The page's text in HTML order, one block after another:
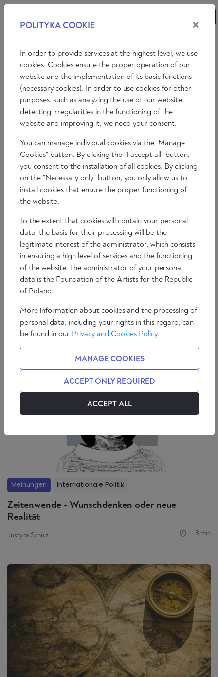
Meinungen Internationale Politik Wirtschaft
Philosophie Kunst Literatur Gesellschaft
Meinungen
China und der Priogoschin-Feldzug
Marco Gallina
Meinungen Internationale Politik
Zeitenwende - Wunschdenken oder neue
Realität
Justyna Schulz 8 min
POLITYKA COOKIE ×
In order to provide services at the highest level, we use
cookies. Cookies ensure the proper operation of our
website and the implementation of its basic functions
(necessary cookies). In order to use cookies for other
purposes, such as analyzing the use of our website,
detecting irregularities in the functioning of the
website and improving it, we need your consent.
You can manage individual cookies via the "Manage
Cookies" button. By clicking the "I accept all" button,
you consent to the installation of all cookies. By clicking
on the "Necessary only" button, you only allow us to
install cookies that ensure the proper functioning of
the website.
To the extent that cookies will contain your personal
data, the basis for their processing will be the
legitimate interest of the administrator, which consists
in ensuring a high level of services and the functioning
of the website. The administrator of your personal
data is the Foundation of the Artists for the Republic
of Poland.
More information about cookies and the processing of
personal data, including your rights in this regard, can
be found in our Privacy and Cookies Policy.
MANAGE COOKIES
ACCEPT ONLY REQUIRED
ACCEPT ALL